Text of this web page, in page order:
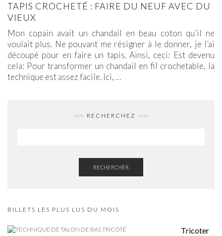
TAPIS CROCHETÉ : FAIRE DU NEUF AVEC DU
VIEUX
Mon copain avait un chandail en beau coton qu’il ne
voulait plus. Ne pouvant me résigner à le donner, je l’ai
découpé pour en faire un tapis. Ainsi, ceci: Est devenu
cela: Pour transformer un chandail en fil crochetable, la
technique est assez facile. Ici, …
RECHERCHEZ
RECHERCHER
BILLETS LES PLUS LUS DU MOIS
Tricoter